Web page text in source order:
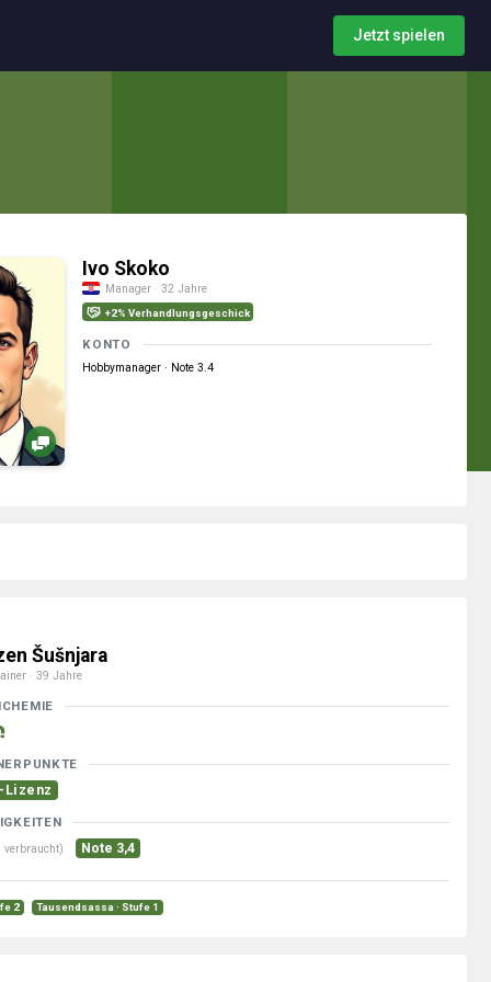
Jetzt spielen
Ivo Skoko
Manager · 32 Jahre
+2% Verhandlungsgeschick
KONTO
Hobbymanager · Note 3.4
Šušnjara
· 39 Jahre
Lizenz
verbraucht) Note 3,4
2 Tausendsassa · Stufe 1